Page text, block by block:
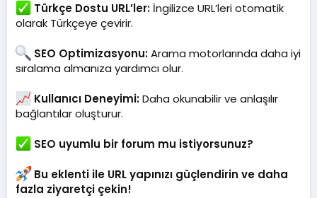
Türkçe Dostu URL’ler: İngilizce URL’leri otomatik
olarak Türkçeye çevirir.
SEO Optimizasyonu:Arama motorlarında daha iyi
sıralama almanıza yardımcı olur.
Kullanıcı Deneyimi:Daha okunabilir ve anlaşılır
bağlantılar oluşturur.
SEO uyumlu bir forum mu istiyorsunuz?
Bu eklenti ile URL yapınızı güçlendirin ve daha
fazla ziyaretçi çekin!